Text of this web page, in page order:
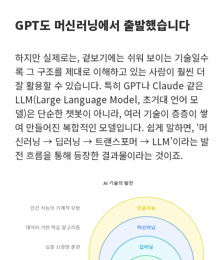
GPT도 머신러닝에서 출발했습니다
하지만 실제로는, 겉보기에는 쉬워 보이는 기술일수
록 그 구조를 제대로 이해하고 있는 사람이 훨씬 더
잘 활용할 수 있습니다. 특히 GPT나 Claude 같은
LLM(Large Language Model, 초거대 언어 모
델)은 단순한 챗봇이 아니라, 여러 기술이 층층이 쌓
여 만들어진 복합적인 모델입니다. 쉽게 말하면, ‘머
신러닝 → 딥러닝 → 트랜스포머 → LLM’이라는 발
전 흐름을 통해 등장한 결과물이라는 것이죠.